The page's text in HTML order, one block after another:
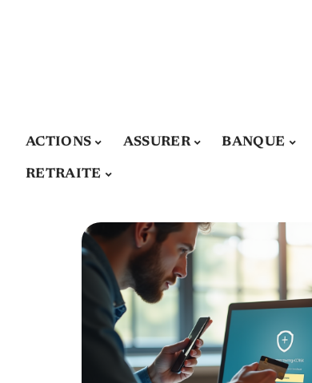
ACTIONS ASSURER BANQUE
RETRAITE